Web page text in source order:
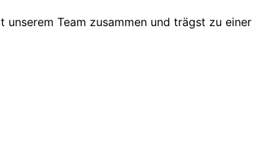
Team zusammen und trägst zu einer